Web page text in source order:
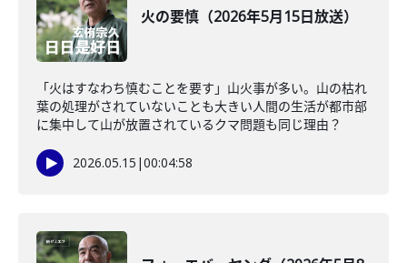
火の要慎（2026年5月15日放送）
「火はすなわち慎むことを要す」山火事が多い。山の枯れ
葉の処理がされていないことも大きい人間の生活が都市部
に集中して山が放置されているクマ問題も同じ理由？
2026.05.15 |00:04:58